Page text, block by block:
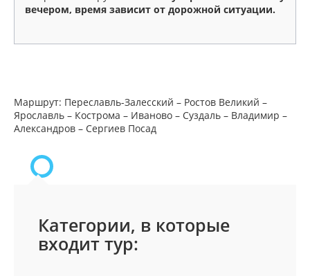
вечером, время зависит от дорожной ситуации.
Маршрут: Переславль-Залесский – Ростов Великий –
Ярославль – Кострома – Иваново – Суздаль – Владимир –
Александров – Сергиев Посад
Категории, в которые
входит тур: